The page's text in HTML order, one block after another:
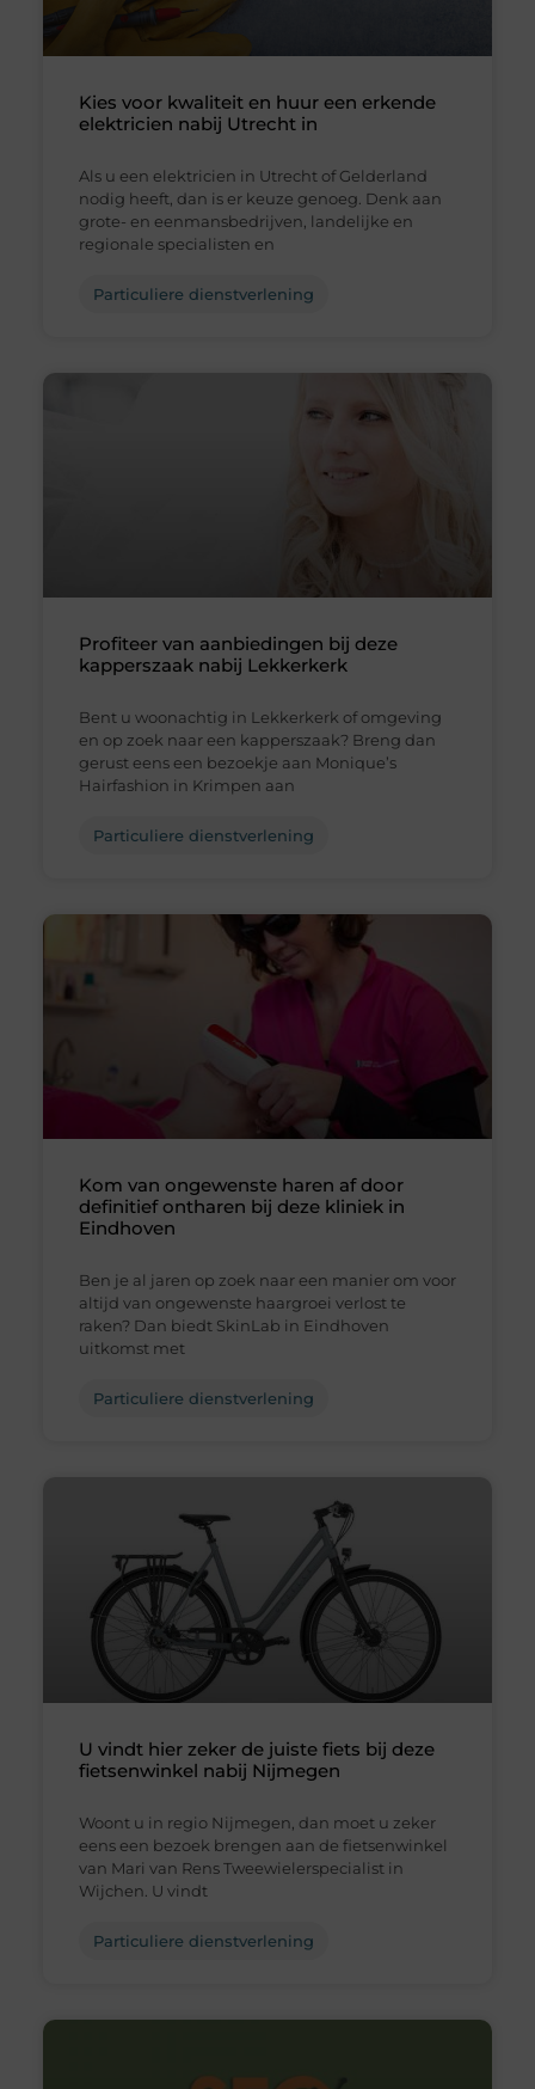
Kies voor kwaliteit en huur een erkende
elektricien nabij Utrecht in
Als u een elektricien in Utrecht of Gelderland
nodig heeft, dan is er keuze genoeg. Denk aan
grote- en eenmansbedrijven, landelijke en
regionale specialisten en
Particuliere dienstverlening
Profiteer van aanbiedingen bij deze
kapperszaak nabij Lekkerkerk
Bent u woonachtig in Lekkerkerk of omgeving
en op zoek naar een kapperszaak? Breng dan
gerust eens een bezoekje aan Monique’s
Hairfashion in Krimpen aan
Particuliere dienstverlening
Kom van ongewenste haren af door
definitief ontharen bij deze kliniek in
Eindhoven
Ben je al jaren op zoek naar een manier om voor
altijd van ongewenste haargroei verlost te
raken? Dan biedt SkinLab in Eindhoven
uitkomst met
Particuliere dienstverlening
U vindt hier zeker de juiste fiets bij deze
fietsenwinkel nabij Nijmegen
Woont u in regio Nijmegen, dan moet u zeker
eens een bezoek brengen aan de fietsenwinkel
van Mari van Rens Tweewielerspecialist in
Wijchen. U vindt
Particuliere dienstverlening